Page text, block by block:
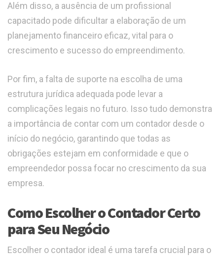
Além disso, a ausência de um profissional
capacitado pode dificultar a elaboração de um
planejamento financeiro eficaz, vital para o
crescimento e sucesso do empreendimento.
Por fim, a falta de suporte na escolha de uma
estrutura jurídica adequada pode levar a
complicações legais no futuro. Isso tudo demonstra
a importância de contar com um contador desde o
início do negócio, garantindo que todas as
obrigações estejam em conformidade e que o
empreendedor possa focar no crescimento da sua
empresa.
Como Escolher o Contador Certo
para Seu Negócio
Escolher o contador ideal é uma tarefa crucial para o